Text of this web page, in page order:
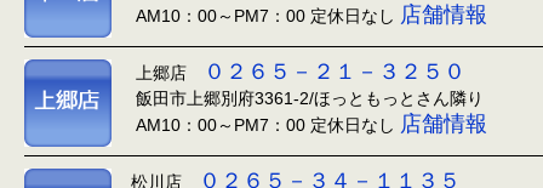
AM10：00～PM7：00 定休日なし 店舗情報
上郷店 ０２６５－２１－３２５０
飯田市上郷別府3361-2/ほっともっとさん隣り
AM10：00～PM7：00 定休日なし 店舗情報
松川店 ０２６５－３４－１１３５